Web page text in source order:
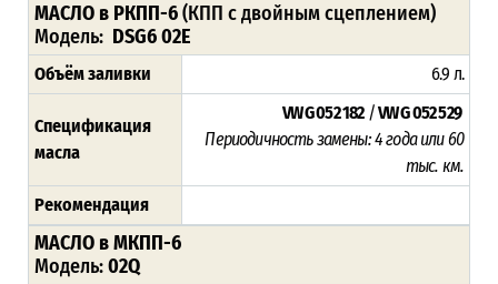
МАСЛО в РКПП-6(КПП с двойным сцеплением)
Модель: DSG602E
Объём заливки 6.9 л.
Спецификация
масла
VW G 052 182/VW G 052 529
Периодичность замены: 4 года или 60
тыс. км.
Рекомендация
МАСЛО в МКПП-6
Модель:02Q